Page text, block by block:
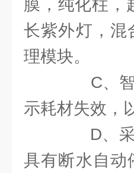
膜，纯化柱，
长紫外灯，混
理模块。
C、智
示耗材失效，
D、采
具有断水自动